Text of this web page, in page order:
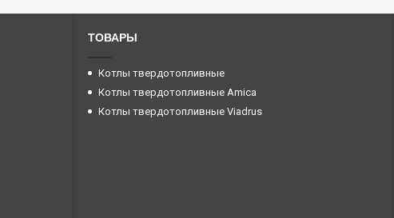
ТОВАРЫ
Котлы твердотопливные
Котлы твердотопливные Amica
Котлы твердотопливные Viadrus